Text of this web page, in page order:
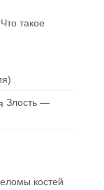
Что такое
Злость —
костей